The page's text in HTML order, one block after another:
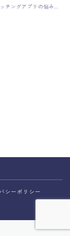
チングアプリの悩み・
シーポリシー